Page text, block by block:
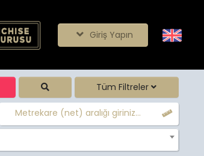
Giriş Yapın
Tüm Filtreler
Metrekare (net) aralığı giriniz...